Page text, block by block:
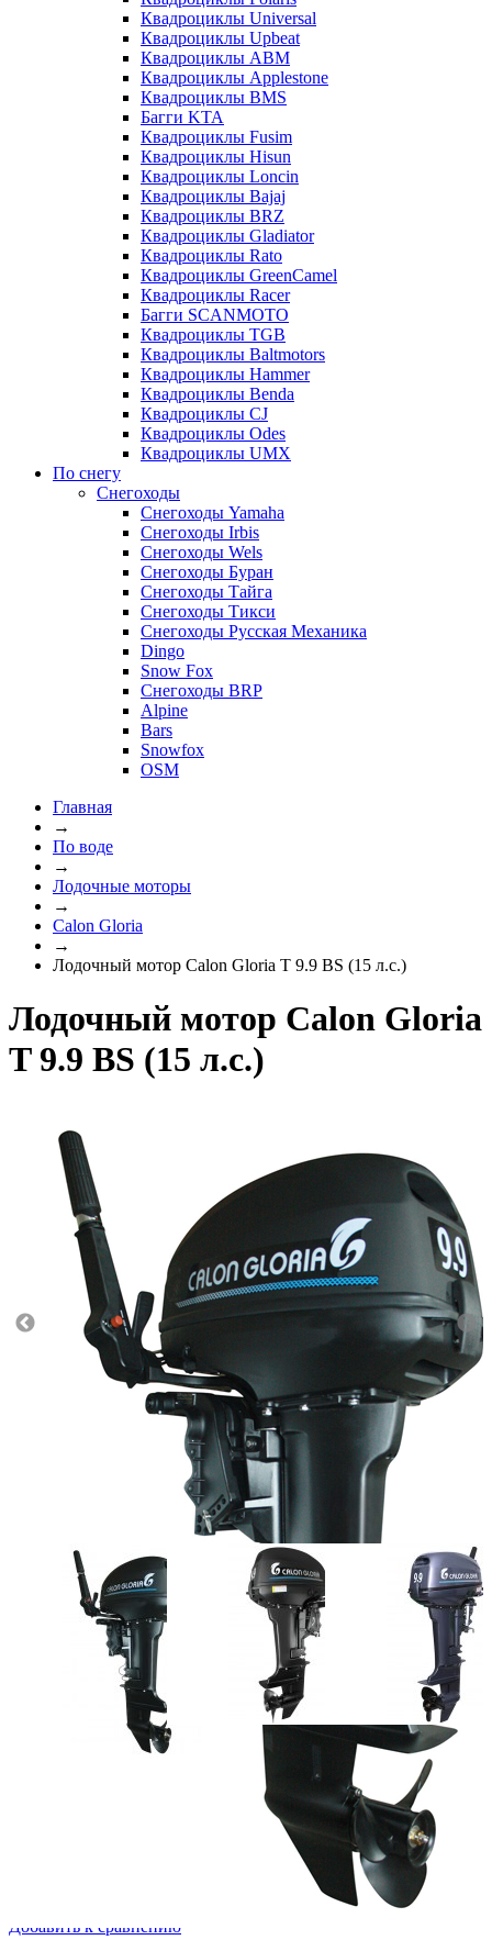
Квадроциклы Universal
Квадроциклы Upbeat
Квадроциклы ABM
Квадроциклы Applestone
Квадроциклы BMS
Багги KTA
Квадроциклы Fusim
Квадроциклы Hisun
Квадроциклы Loncin
Квадроциклы Bajaj
Квадроциклы BRZ
Квадроциклы Gladiator
Квадроциклы Rato
Квадроциклы GreenCamel
Квадроциклы Racer
Багги SCANMOTO
Квадроциклы TGB
Квадроциклы Baltmotors
Квадроциклы Hammer
Квадроциклы Benda
Квадроциклы CJ
Квадроциклы Odes
Квадроциклы UMX
По снегу
Снегоходы
Снегоходы Yamaha
Снегоходы Irbis
Снегоходы Wels
Снегоходы Буран
Снегоходы Тайга
Снегоходы Тикси
Снегоходы Русская Механика
Dingo
Snow Fox
Снегоходы BRP
Alpine
Bars
Snowfox
OSM
Главная
→
По воде
→
Лодочные моторы
→
Calon Gloria
→
Лодочный мотор Calon Gloria T 9.9 BS (15 л.с.)
Лодочный мотор Calon Gloria
T 9.9 BS (15 л.с.)
румпельное
Добавить к сравнению